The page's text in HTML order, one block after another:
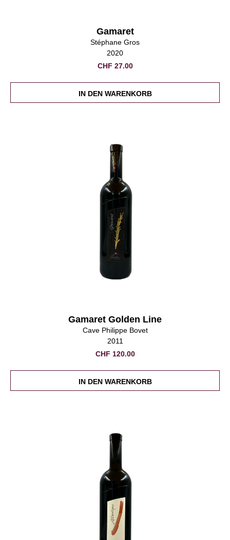
Gamaret
Stéphane Gros
2020
CHF 27.00
IN DEN WARENKORB
Gamaret Golden Line
Cave Philippe Bovet
2011
CHF 120.00
IN DEN WARENKORB